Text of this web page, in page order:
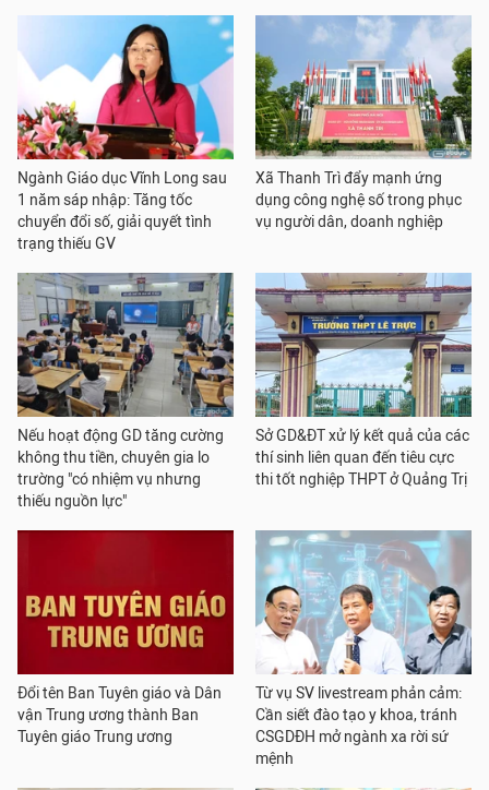
Ngành Giáo dục Vĩnh Long sau
1 năm sáp nhập: Tăng tốc
chuyển đổi số, giải quyết tình
trạng thiếu GV
Xã Thanh Trì đẩy mạnh ứng
dụng công nghệ số trong phục
vụ người dân, doanh nghiệp
Nếu hoạt động GD tăng cường
không thu tiền, chuyên gia lo
trường "có nhiệm vụ nhưng
thiếu nguồn lực"
Sở GD&ĐT xử lý kết quả của các
thí sinh liên quan đến tiêu cực
thi tốt nghiệp THPT ở Quảng Trị
Đổi tên Ban Tuyên giáo và Dân
vận Trung ương thành Ban
Tuyên giáo Trung ương
Từ vụ SV livestream phản cảm:
Cần siết đào tạo y khoa, tránh
CSGDĐH mở ngành xa rời sứ
mệnh